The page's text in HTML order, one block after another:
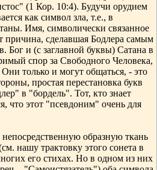
(1 Кор. 10:4). Будучи орудием
как символ зла, т.е., в
Имя, символически связанное
причина, сделавшая Бодлера самым
Бог и (с заглавной буквы) Сатана в
спор за Свободного Человека,
только и могут общаться, - это
простая перестановка букв
в "бордель". Тот, кто знает
что этот "псевдоним" очень для
образную ткань
нашу трактовку этого сонета в
его стихах. Но в одном из них